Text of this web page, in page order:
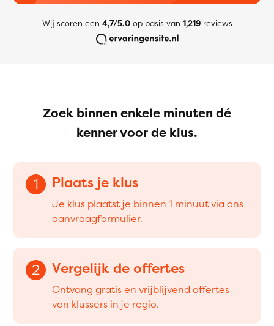
Wij scoren een 4,7/5.0op basis van 1,219reviews
Zoek binnen enkele minuten dé
kenner voor de klus.
1 Plaats je klus
Je klus plaatst je binnen 1 minuut via ons
aanvraagformulier.
2 Vergelijk de offertes
Ontvang gratis en vrijblijvend offertes
van klussers in je regio.